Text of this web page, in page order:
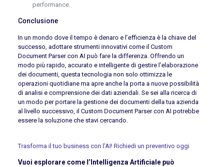
performance.
Conclusione
In un mondo dove il tempo è denaro e l’efficienza è la chiave del
successo, adottare strumenti innovativi come il Custom
Document Parser con AI può fare la differenza. Offrendo un
modo più rapido, accurato e intelligente di gestire l’elaborazione
dei documenti, questa tecnologia non solo ottimizza le
operazioni quotidiane ma apre anche la porta a nuove possibilità
di analisi e comprensione dei dati aziendali. Se sei alla ricerca di
un modo per portare la gestione dei documenti della tua azienda
al livello successivo, il Custom Document Parser con AI potrebbe
essere la soluzione che stavi cercando.
Trasforma il tuo business con l’AI! Richiedi un preventivo oggi
Vuoi esplorare come l’Intelligenza Artificiale può